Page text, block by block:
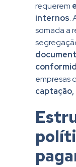
requerem
internos.
somada a
empresas